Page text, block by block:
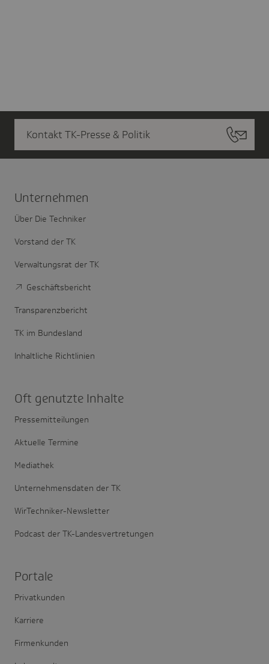
Kontakt TK-Presse & Politik
Unter­nehmen
Über Die Techniker
Vorstand der TK
Verwaltungsrat der TK
Geschäftsbericht
Transparenzbericht
TK im Bundesland
Inhaltliche Richtlinien
Oft genutzte Inhalte
Pressemitteilungen
Aktuelle Termine
Mediathek
Unternehmensdaten der TK
WirTechniker-Newsletter
Podcast der TK-Landesvertretungen
Portale
Privatkunden
Karriere
Firmenkunden